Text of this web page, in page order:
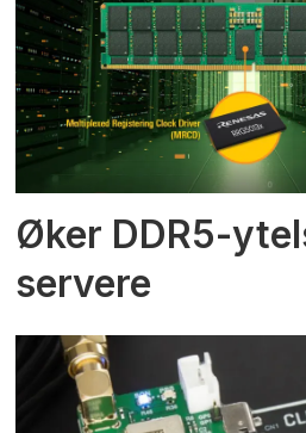
Øker DDR5-
servere